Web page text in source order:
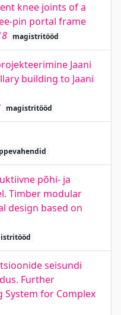
knee joints of a
pin portal frame
magistritööd
Jaani
building to Jaani
magistritööd
põhi- ja
Timber modular
design based on
seisundi
Further
for Complex